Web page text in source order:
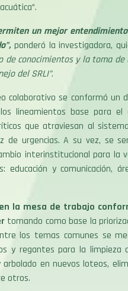
un mejor
ponderó la investigadora,
de conocimientos y la toma de
del SRLI”.
colaborativo se conformó un
lineamientos base para el
que atraviesan al
urgencias. A su vez, se
interinstitucional para la
y comunicación,
la mesa de trabajo
tomando como base la
los temas comunes se
y regantes para la limpieza
en nuevos loteos,
otros.